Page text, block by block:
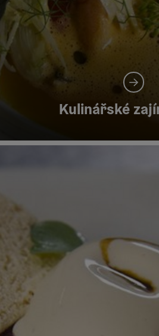
Kulinářské